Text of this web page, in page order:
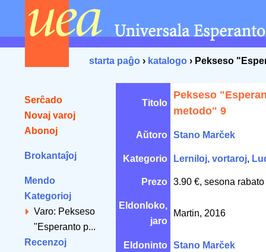
starta paĝo › katalogo › Pekseso
Serĉado
Novaj varoj
Abonoj
Brokantaĵoj
Mendo
Kategorioj
Varo: Pekseso
"Esperanto p...
Recenzoj
Titolo
Pekseso
metodo" 9
Aŭtoro Stano Marček
Kategorio Lerniloj, vortaroj,
Prezo 3.90 €, sesona
Eldonloko,
jaro
Martin, 2016
Eldoninto Stano Marček